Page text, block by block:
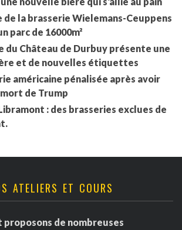
de la brasserie Wielemans-Ceuppens
parc de 16000m²
du Château de Durbuy présente une
et de nouvelles étiquettes
américaine pénalisée après avoir
de Trump
: des brasseries exclues de
ATELIERS ET COURS
proposons de nombreuses